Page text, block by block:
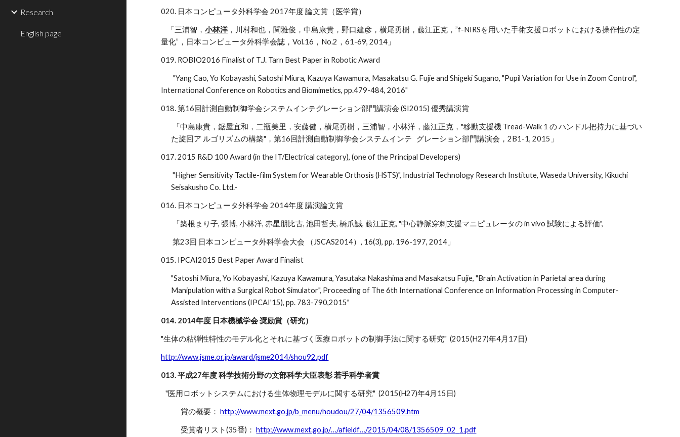
Research
English page
020. 日本コンピュータ外科学会 2017年度 論文賞（医学賞）
「三浦智，小林洋 ，川村和也，関雅俊，中島康貴，野口建彦，横尾勇樹，藤江正克，”f-NIRSを用いた手術支援ロボットにおける操作性の定
量化”，日本コンピュータ外科学会誌，Vol.16，No.2，61-69, 2014」
019. ROBIO2016 Finalist of T.J. Tarn Best Paper in Robotic Award
"Yang Cao, Yo Kobayashi, Satoshi Miura, Kazuya Kawamura, Masakatsu G. Fujie and Shigeki Sugano, "Pupil Variation for Use in Zoom Control",
International Conference on Robotics and Biomimetics, pp.479-484, 2016"
018. 第16回計測自動制御学会システムインテグレーション部門講演会 (SI2015) 優秀講演賞
「中島康貴，鋸屋宜和，二瓶美里，安藤健，横尾勇樹，三浦智，小林洋，藤江正克，"移動支援機 Tread-Walk 1 の ハンドル把持力に基づい
た旋回ア ルゴリズムの構築"，第16回計測自動制御学会システムインテ グレーション部門講演会，2B1-1, 2015」
017. 2015 R&D 100 Award (in the IT/Electrical category), (one of the Principal Developers)
"Higher Sensitivity Tactile-film System for Wearable Orthosis (HSTS)", Industrial Technology Research Institute, Waseda University, Kikuchi
Seisakusho Co. Ltd.-
016. 日本コンピュータ外科学会 2014年度 講演論文賞
「築根まり子, 張博, 小林洋, 赤星朋比古, 池田哲夫, 橋爪誠, 藤江正克, "中心静脈穿刺支援マニピュレータの in vivo 試験による評価",
第23回 日本コンピュータ外科学会大会 （JSCAS2014）, 16(3), pp. 196-197, 2014」
015. IPCAI2015 Best Paper Award Finalist
"Satoshi Miura, Yo Kobayashi, Kazuya Kawamura, Yasutaka Nakashima and Masakatsu Fujie, "Brain Activation in Parietal area during
Manipulation with a Surgical Robot Simulator", Proceeding of The 6th International Conference on Information Processing in Computer-
Assisted Interventions (IPCAI'15), pp. 783-790,2015"
014. 2014年度 日本機械学会 奨励賞（研究）
"生体の粘弾性特性のモデル化とそれに基づく医療ロボットの制御手法に関する研究" (2015(H27)年4月17日)
http://www.jsme.or.jp/award/jsme2014/shou92.pdf
013. 平成27年度 科学技術分野の文部科学大臣表彰 若手科学者賞
"医用ロボットシステムにおける生体物理モデルに関する研究" (2015(H27)年4月15日)
賞の概要：http://www.mext.go.jp/b_menu/houdou/27/04/1356509.htm
受賞者リスト(35番)：http://www.mext.go.jp/…/afieldf…/2015/04/08/1356509_02_1.pdf